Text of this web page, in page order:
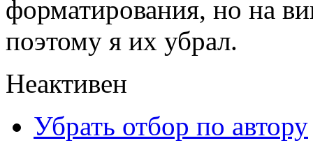
форматирования, но на
поэтому я их убрал.
Неактивен
Убрать отбор по автору